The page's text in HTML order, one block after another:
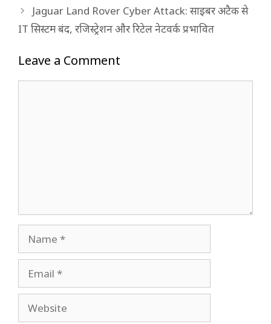
Jaguar Land Rover Cyber Attack: साइबर अटैक से
IT सिस्टम बंद, रजिस्ट्रेशन और रिटेल नेटवर्क प्रभावित
Leave a Comment